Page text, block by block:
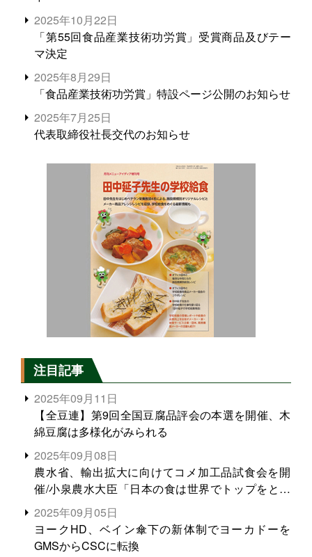
2025年10月22日
「第55回食品産業技術功労賞」受賞商品及びテー
マ決定
2025年8月29日
「食品産業技術功労賞」特設ページ公開のお知らせ
2025年7月25日
代表取締役社長交代のお知らせ
注目記事
2025年09月11日
【全豆連】第9回全国豆腐品評会の本選を開催、木
綿豆腐は多様化がみられる
2025年09月08日
農水省、輸出拡大に向けてコメ加工品試食会を開
催/小泉農水大臣「日本の食は世界でトップをとれ
る。米増産に向けて、米輸出需要の拡大を」
2025年09月05日
ヨークHD、ベイン傘下の新体制でヨーカドーを
GMSからCSCに転換